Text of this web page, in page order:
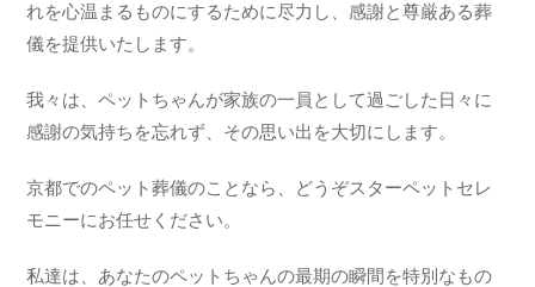
れを心温まるものにするために尽力し、感謝と尊厳ある葬
儀を提供いたします。
我々は、ペットちゃんが家族の一員として過ごした日々に
感謝の気持ちを忘れず、その思い出を大切にします。
京都でのペット葬儀のことなら、どうぞスターペットセレ
モニーにお任せください。
私達は、あなたのペットちゃんの最期の瞬間を特別なもの